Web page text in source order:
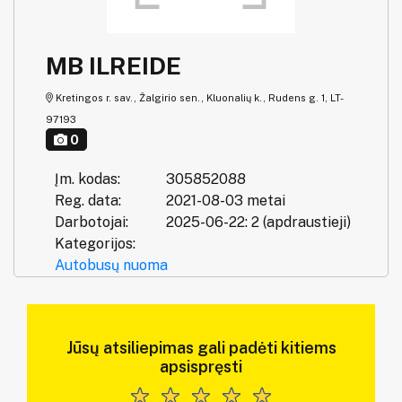
MB ILREIDE
Kretingos r. sav., Žalgirio sen., Kluonalių k., Rudens g. 1, LT-
97193
0
Įm. kodas:
305852088
Reg. data:
2021-08-03 metai
Darbotojai:
2025-06-22: 2 (apdraustieji)
Kategorijos:
Autobusų nuoma
Jūsų atsiliepimas gali padėti kitiems
apsispręsti